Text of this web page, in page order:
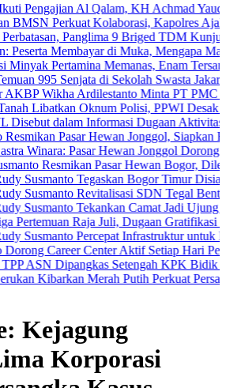
Al Qalam, KH Achmad Yaudin Sogir
Kolaborasi, Kapolres Ajak Media
Panglima 9 Briged TDM Kunjungi Pos
di Muka, Mengapa Masih
Memanas, Enam Tersangka
di Sekolah Swasta Jakarta Selatan
Ardilestanto Minta PT PMC Tunda
Oknum Polisi, PPWI Desak
Informasi Dugaan Aktivitas di Pantai
Hewan Jonggol, Siapkan Bogor
Pasar Hewan Jonggol Dorong Ekonomi
Pasar Hewan Bogor, Dilengkapi
Tegaskan Bogor Timur Disiapkan Jadi
Revitalisasi SDN Tegal Benteng,
Tekankan Camat Jadi Ujung Tombak
Raja Juli, Dugaan Gratifikasi Kuansing
Percepat Infrastruktur untuk Dongkrak
Center Aktif Setiap Hari Perluas
Setengah KPK Bidik Bupati
Merah Putih Perkuat Persatuan
Kejagung
Korporasi